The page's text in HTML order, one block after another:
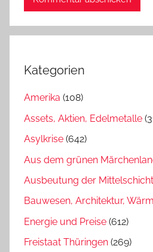
Kategorien
Amerika (108)
Assets, Aktien, Edelmetalle
Asylkrise (642)
Aus dem grünen
Ausbeutung der Mittelschicht
Bauwesen, Architektur,
Energie und Preise (612)
Freistaat Thüringen (269)